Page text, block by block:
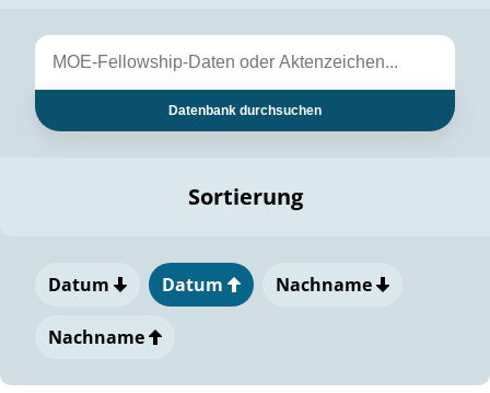
Datenbank durchsuchen
Sortierung
Datum Datum Nachname
Nachname